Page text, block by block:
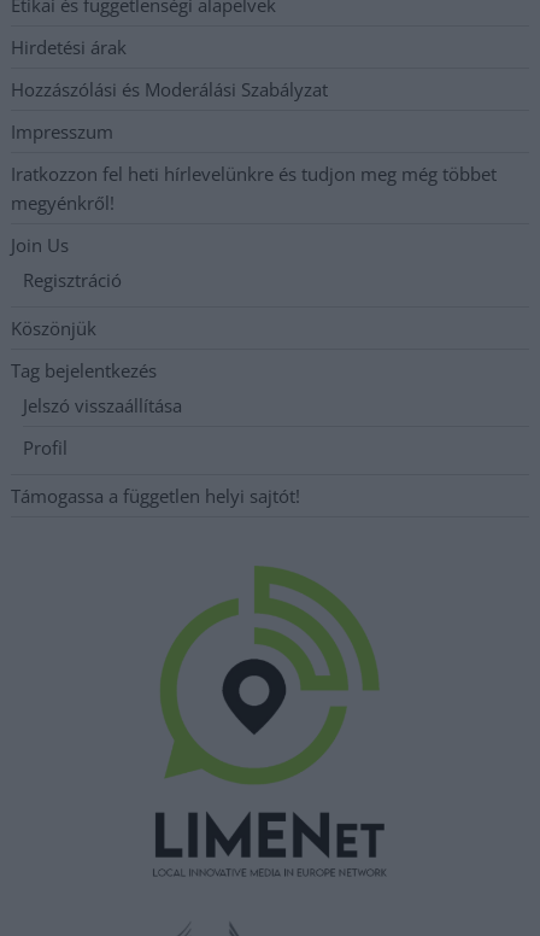
Etikai és függetlenségi alapelvek
Hirdetési árak
Hozzászólási és Moderálási Szabályzat
Impresszum
Iratkozzon fel heti hírlevelünkre és tudjon meg még többet
megyénkről!
Join Us
Regisztráció
Köszönjük
Tag bejelentkezés
Jelszó visszaállítása
Profil
Támogassa a független helyi sajtót!